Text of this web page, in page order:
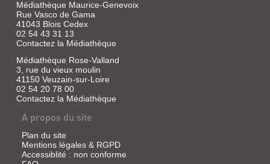
Géant
de
près
de
deux
P'tit
Mpayipheli
a
été
espion
les
Russes
lors
de
guerre
Médiathèque Maurice-Genevoix
Rue Vasco de Gama
41043 Blois Cedex
02 54 43 31 13
Contactez la Médiathèque
Médiathèque Rose-Valland
3, rue du vieux moulin
41150 Veuzain-sur-Loire
02 54 20 78 00
Contactez la Médiathèque
A propos du site
Plan du site
Mentions légales & RGPD
Accessiblité : non conforme